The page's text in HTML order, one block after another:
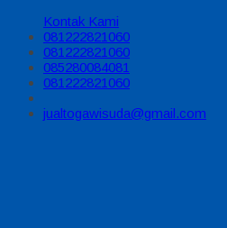
Kontak Kami
081222821060
081222821060
085280084081
081222821060
jualtogawisuda@gmail.com